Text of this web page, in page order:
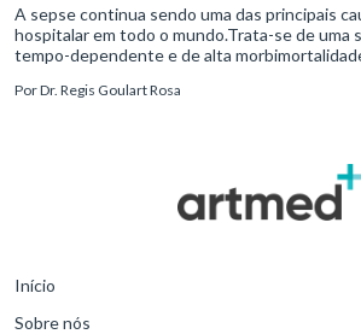
A sepse continua sendo uma das principais
hospitalar em todo o mundo.Trata-se de uma
tempo-dependente e de alta
para o desfe
PorDr. Regis Goulart Rosa
Início
Sobre nós